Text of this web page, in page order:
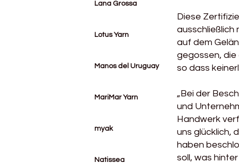
Lana Grossa
Lotus Yarn
Manos del Uruguay
MariMar Yarn
myak
Natissea
Diese
ausschließlich
auf dem
gegossen, die
so dass
„Bei der
und
Handwerk
uns glücklich,
haben
soll, was